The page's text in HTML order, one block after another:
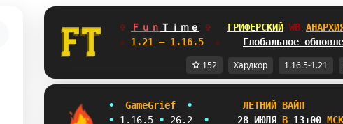
✞ Ｆｕｎ Ｔｉｍｅ ✞ ГРИФЕРСКИЙ WB
☆ 1.21 — 1.16.5 ☆ Глобальное
152 Хардкор 1.16.5-1.21
• GameGrief • ЛЕТНИЙ ВАЙП
•
1 . 16. 5 • 26.2 • 28 ИЮЛЯ В 13:00 МСК